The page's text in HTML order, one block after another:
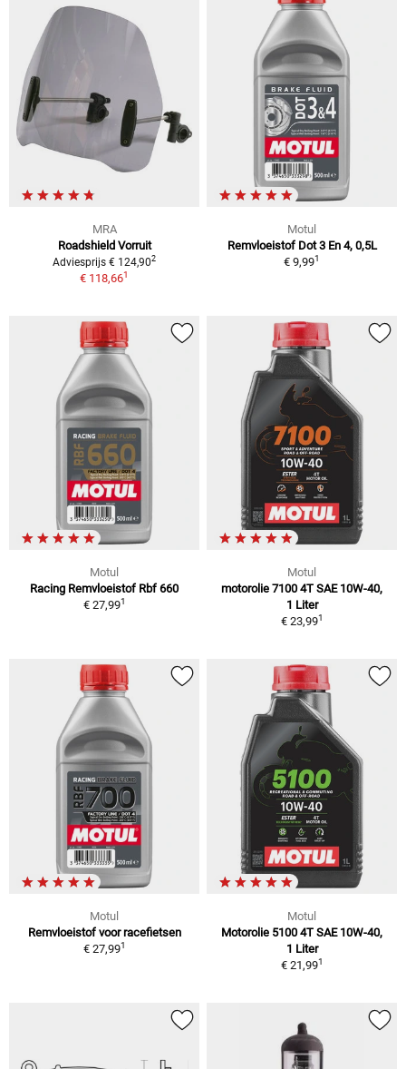
MRA
Roadshield Vorruit
Adviesprijs € 124,902
€ 118,661
Motul
Remvloeistof Dot 3 En 4, 0,5L
€ 9,991
Motul
Racing Remvloeistof Rbf 660
€ 27,991
Motul
motorolie 7100 4T SAE 10W-40,
1 Liter
€ 23,991
Motul
Remvloeistof voor racefietsen
€ 27,991
Motul
Motorolie 5100 4T SAE 10W-40,
1 Liter
€ 21,991